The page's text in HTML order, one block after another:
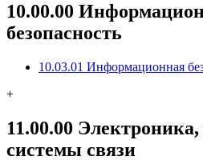
10.00.00
безопасность
10.03.01 Информационная
+
11.00.00
системы связи